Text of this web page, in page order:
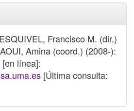
Francisco M. (dir.)
Amina (coord.) (2008-):
línea]:
[Última consulta: